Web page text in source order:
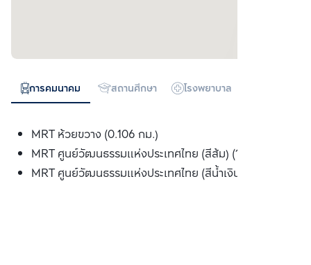
การคมนาคม สถานศึกษา โรงพยาบาล
MRT ห้วยขวาง (0.106 กม.)
MRT ศูนย์วัฒนธรรมแห่งประเทศไทย (สีส้ม) (1.239 กม.)
MRT ศูนย์วัฒนธรรมแห่งประเทศไทย (สีน้ำเงิน) (1.239 กม.)